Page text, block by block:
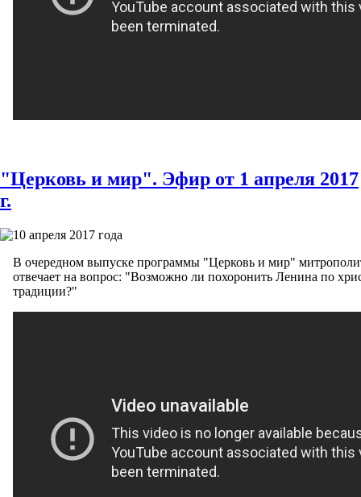
"Церковь и мир". Эфир от 1 апреля 2017
г.
10 апреля 2017 года
В очередном выпуске программы "Церковь и мир"
отвечает на вопрос: "Возможно ли похоронить Ленина по
традиции?"